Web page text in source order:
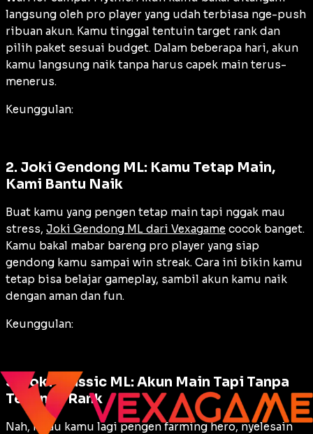
langsung oleh pro player yang udah terbiasa nge-push
ribuan akun. Kamu tinggal tentuin target rank dan
pilih paket sesuai budget. Dalam beberapa hari, akun
kamu langsung naik tanpa harus capek main terus-
menerus.
Keunggulan:
2. Joki Gendong ML: Kamu Tetap Main,
Kami Bantu Naik
Buat kamu yang pengen tetap main tapi nggak mau
stress, Joki Gendong ML dari Vexagame cocok banget.
Kamu bakal mabar bareng pro player yang siap
gendong kamu sampai win streak. Cara ini bikin kamu
tetap bisa belajar gameplay, sambil akun kamu naik
dengan aman dan fun.
Keunggulan:
3. Joki Classic ML: Akun Main Tapi Tanpa
Tekanan Rank
Nah, kalau kamu lagi pengen farming hero, nyelesain